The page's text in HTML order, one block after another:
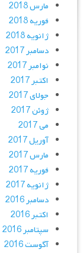
مارس 2018
فوریه 2018
ژانویه 2018
دسامبر 2017
نوامبر 2017
اکتبر 2017
جولای 2017
ژوئن 2017
می 2017
آوریل 2017
مارس 2017
فوریه 2017
ژانویه 2017
دسامبر 2016
اکتبر 2016
سپتامبر 2016
آگوست 2016